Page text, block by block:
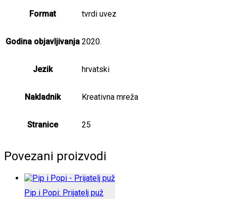
Format tvrdi uvez
Godina objavljivanja 2020.
Jezik hrvatski
Nakladnik Kreativna mreža
Stranice 25
Povezani proizvodi
Pip i Popi: Prijatelj puž